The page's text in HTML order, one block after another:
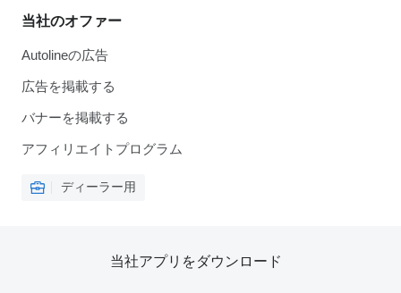
当社のオファー
Autolineの広告
広告を掲載する
バナーを掲載する
アフィリエイトプログラム
ディーラー用
当社アプリをダウンロード